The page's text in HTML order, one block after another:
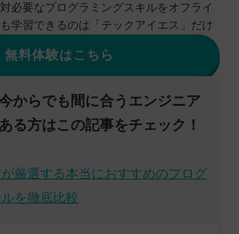
必要なプログラミングスキルをオフライ
学習できるのは「テックアイエス」だけ
無料体験はこちら
からでも間に合うエンジニア
る方はこの記事をチェック！
厳選する本当におすすめのプログ
を徹底比較